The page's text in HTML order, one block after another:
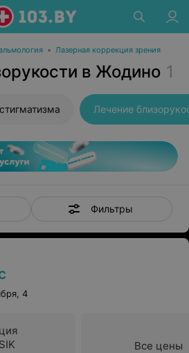
• Лазерная коррекция зрения
в Жодино 1
Лечение
Фильтры
4
Все цены